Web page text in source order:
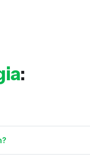
: